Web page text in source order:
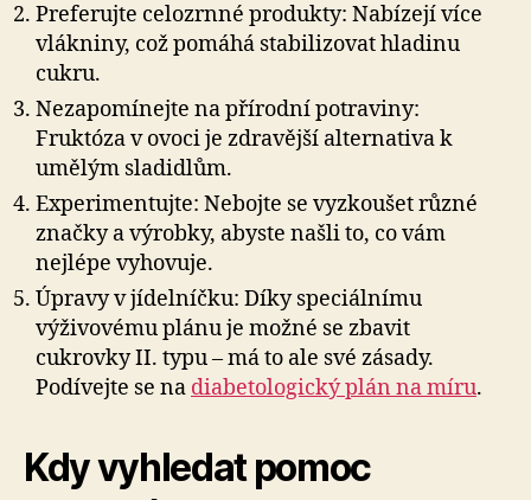
Preferujte celozrnné produkty: Nabízejí více
vlákniny, což pomáhá stabilizovat hladinu
cukru.
Nezapomínejte na přírodní potraviny:
Fruktóza v ovoci je zdravější alternativa k
umělým sladidlům.
Experimentujte: Nebojte se vyzkoušet různé
značky a výrobky, abyste našli to, co vám
nejlépe vyhovuje.
Úpravy v jídelníčku: Díky speciálnímu
výživovému plánu je možné se zbavit
cukrovky II. typu – má to ale své zásady.
Podívejte se na diabetologický plán na míru.
Kdy vyhledat pomoc